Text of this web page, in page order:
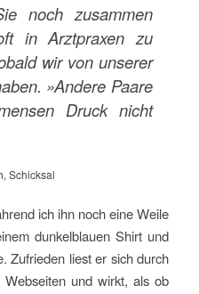
noch zusammen
in Arztpraxen zu
wir von unserer
»Andere Paare
Druck nicht
Schicksal
ich ihn noch eine Weile
dunkelblauen Shirt und
Zufrieden liest er sich durch
Webseiten und wirkt, als ob